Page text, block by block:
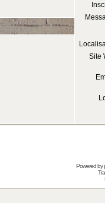
Site
Powered by